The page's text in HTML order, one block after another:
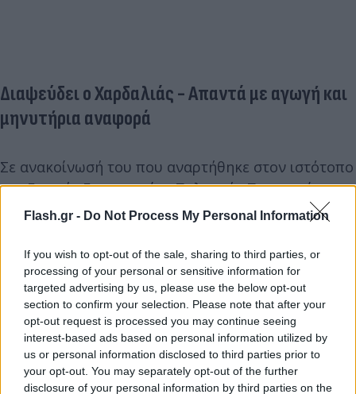
Flash.gr - Do Not Process My Personal Information
If you wish to opt-out of the sale, sharing to third parties, or
processing of your personal or sensitive information for
targeted advertising by us, please use the below opt-out
section to confirm your selection. Please note that after your
opt-out request is processed you may continue seeing
interest-based ads based on personal information utilized by
us or personal information disclosed to third parties prior to
your opt-out. You may separately opt-out of the further
disclosure of your personal information by third parties on the
Διαψεύδει ο Χαρδαλιάς - Απαντά με αγωγή και
μηνυτήρια αναφορά
Σε ανακοίνωσή του που αναρτήθηκε στον ιστότοπο
της Γενικής Γραμματείας Πολιτικής Προστασίαςο
υφυπουργός διαψεύδει τις καταγγελίεςκαι
Πρόκειται για συκοφαντικό δημοσίευμα, το
οποίο με μεθοδευμένο τρόπο κατασκευάζει
αθλιότητες εις βάρος μου προσωπικά και με
εμπλέκει σε ενέργειες για τις οποίες ουδεμία
γνώση είχα ή έχω, τόσο εγώ όσο και οι
συνεργάτες μου στην Πολιτική Προστασία . Ως